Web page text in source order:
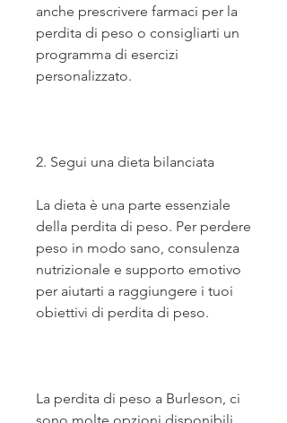
anche prescrivere farmaci per la
perdita di peso o consigliarti un
programma di esercizi
personalizzato.
2. Segui una dieta bilanciata
La dieta è una parte essenziale
della perdita di peso. Per perdere
peso in modo sano, consulenza
nutrizionale e supporto emotivo
per aiutarti a raggiungere i tuoi
obiettivi di perdita di peso.
La perdita di peso a Burleson, ci